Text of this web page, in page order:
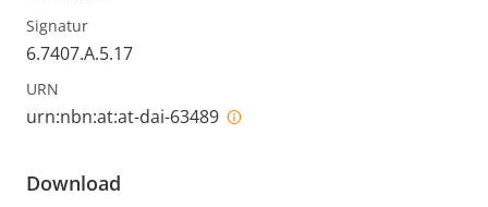
Signatur
6.7407.A.5.17
URN
urn:nbn:at:at-dai-63489
Download